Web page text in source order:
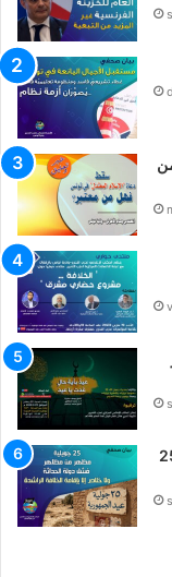
مظاهر فشل دولة الحداثة